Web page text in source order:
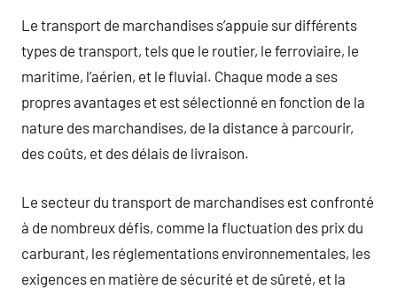
Le transport de marchandises s’appuie sur différents
types de transport, tels que le routier, le ferroviaire, le
maritime, l’aérien, et le fluvial. Chaque mode a ses
propres avantages et est sélectionné en fonction de la
nature des marchandises, de la distance à parcourir,
des coûts, et des délais de livraison.
Le secteur du transport de marchandises est confronté
à de nombreux défis, comme la fluctuation des prix du
carburant, les réglementations environnementales, les
exigences en matière de sécurité et de sûreté, et la